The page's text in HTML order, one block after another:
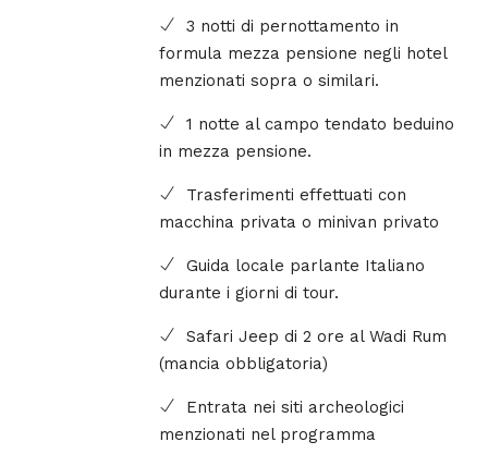
3 notti di pernottamento in
formula mezza pensione negli hotel
menzionati sopra o similari.
1 notte al campo tendato beduino
in mezza pensione.
Trasferimenti effettuati con
macchina privata o minivan privato
Guida locale parlante Italiano
durante i giorni di tour.
Safari Jeep di 2 ore al Wadi Rum
(mancia obbligatoria)
Entrata nei siti archeologici
menzionati nel programma